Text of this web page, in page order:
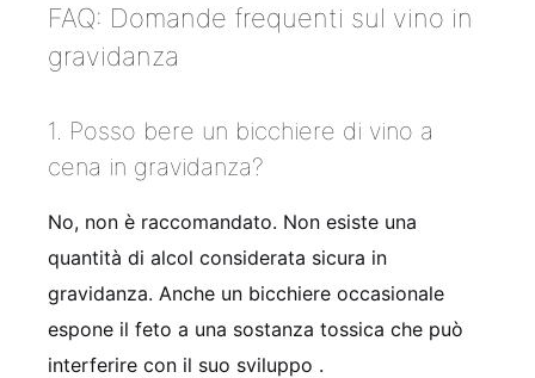
FAQ: Domande frequenti sul vino in
gravidanza
1. Posso bere un bicchiere di vino a
cena in gravidanza?
No, non è raccomandato. Non esiste una
quantità di alcol considerata sicura in
gravidanza. Anche un bicchiere occasionale
espone il feto a una sostanza tossica che può
interferire con il suo sviluppo .